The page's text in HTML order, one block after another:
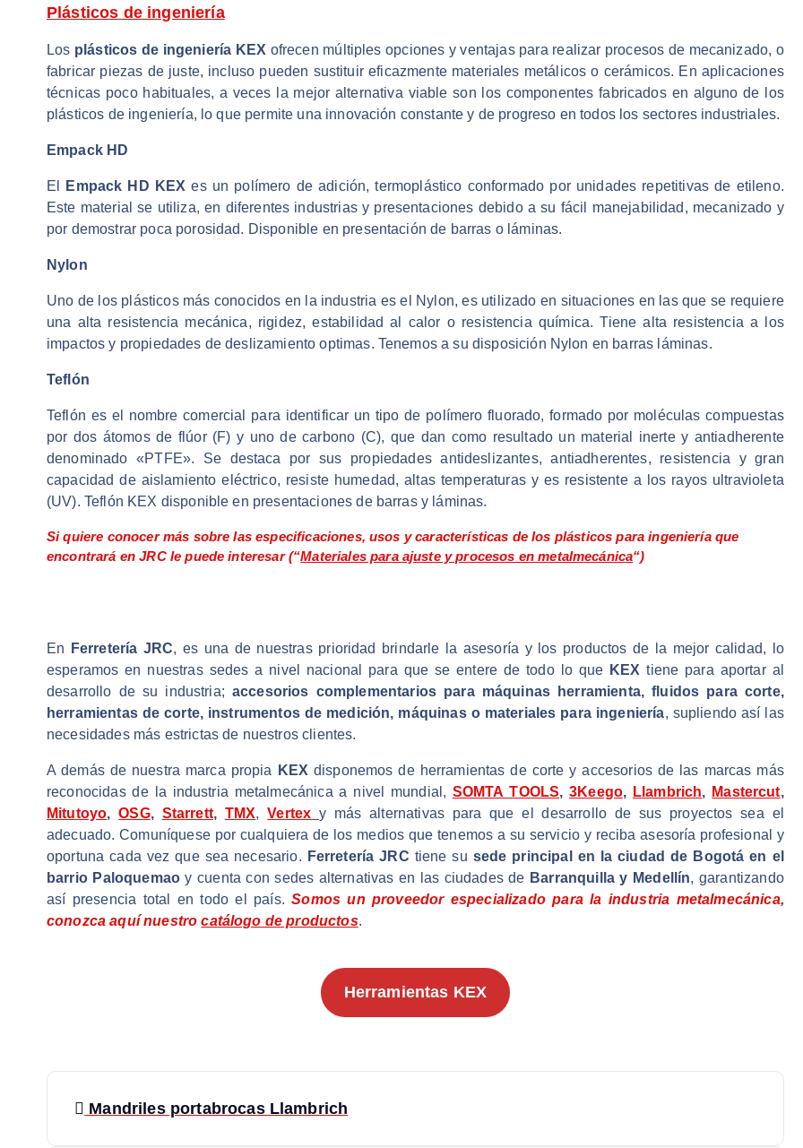
Plásticos de ingeniería
Los plásticos de ingeniería KEX ofrecen múltiples opciones y ventajas para realizar procesos de mecanizado, o
fabricar piezas de juste, incluso pueden sustituir eficazmente materiales metálicos o cerámicos. En aplicaciones
técnicas poco habituales, a veces la mejor alternativa viable son los componentes fabricados en alguno de los
plásticos de ingeniería, lo que permite una innovación constante y de progreso en todos los sectores industriales.
Empack HD
El Empack HD KEX es un polímero de adición, termoplástico conformado por unidades repetitivas de etileno.
Este material se utiliza, en diferentes industrias y presentaciones debido a su fácil manejabilidad, mecanizado y
por demostrar poca porosidad. Disponible en presentación de barras o láminas.
Nylon
Uno de los plásticos más conocidos en la industria es el Nylon, es utilizado en situaciones en las que se requiere
una alta resistencia mecánica, rigidez, estabilidad al calor o resistencia química. Tiene alta resistencia a los
impactos y propiedades de deslizamiento optimas. Tenemos a su disposición Nylon en barras láminas.
Teflón
Teflón es el nombre comercial para identificar un tipo de polímero fluorado, formado por moléculas compuestas
por dos átomos de flúor (F) y uno de carbono (C), que dan como resultado un material inerte y antiadherente
denominado «PTFE». Se destaca por sus propiedades antideslizantes, antiadherentes, resistencia y gran
capacidad de aislamiento eléctrico, resiste humedad, altas temperaturas y es resistente a los rayos ultravioleta
(UV). Teflón KEX disponible en presentaciones de barras y láminas.
Si quiere conocer más sobre las especificaciones, usos y características de los plásticos para ingeniería que
encontrará enJRCle puede interesar (“Materiales para ajuste y procesos en metalmecánica“)
En Ferretería JRC, es una de nuestras prioridad brindarle la asesoría y los productos de la mejor calidad, lo
esperamos en nuestras sedes a nivel nacional para que se entere de todo lo que KEX tiene para aportar al
desarrollo de su industria;accesorios complementarios para máquinas herramienta, fluidos para corte,
herramientas de corte, instrumentos de medición, máquinas o materiales para ingeniería, supliendo así las
necesidades más estrictas de nuestros clientes.
A demás de nuestra marca propia KEX disponemos de herramientas de corte y accesorios de las marcas más
reconocidas de la industria metalmecánica a nivel mundial, SOMTA TOOLS,3Keego, Llambrich, Mastercut,
Mitutoyo,OSG, Starrett, TMX, Vertex y más alternativas para que el desarrollo de sus proyectos sea el
adecuado. Comuníquese por cualquiera de los medios que tenemos a su servicio y reciba asesoría profesional y
oportuna cada vez que sea necesario. Ferretería JRC tiene su sede principal en la ciudad de Bogotá en el
barrio Paloquemao y cuenta con sedes alternativas en las ciudades de Barranquilla y Medellín, garantizando
así presencia total en todo el país.Somos un proveedor especializado para la industria metalmecánica,
conozca aquí nuestrocatálogo de productos.
Herramientas KEX
N
Mandriles portabrocas Llambrich